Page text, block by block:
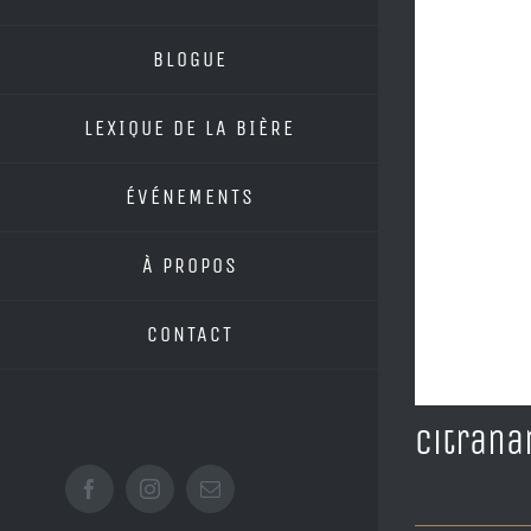
BLOGUE
LEXIQUE DE LA BIÈRE
ÉVÉNEMENTS
À PROPOS
CONTACT
FacebookInstagramEmail